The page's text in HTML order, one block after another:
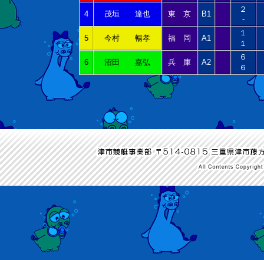
4 茂垣 達也 東 京 B1
２
-
5 今村 暢孝 福 岡 A1
１
１
6 沼田 嘉弘 兵 庫 A2
６
６